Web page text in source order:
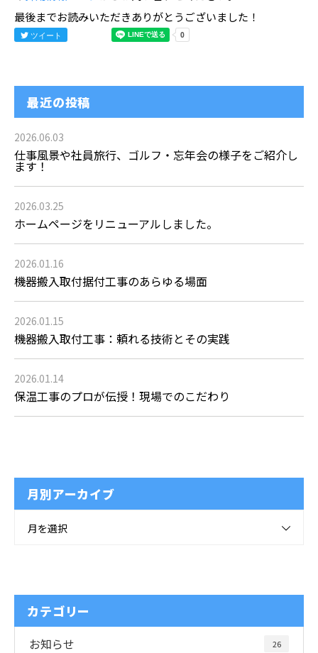
最後までお読みいただきありがとうございました！
ツイート
最近の投稿
2026.06.03
仕事風景や社員旅行、ゴルフ・忘年会の様子をご紹介し
ます！
2026.03.25
ホームページをリニューアルしました。
2026.01.16
機器搬入取付据付工事のあらゆる場面
2026.01.15
機器搬入取付工事：頼れる技術とその実践
2026.01.14
保温工事のプロが伝授！現場でのこだわり
月別アーカイブ
月を選択
カテゴリー
お知らせ 26